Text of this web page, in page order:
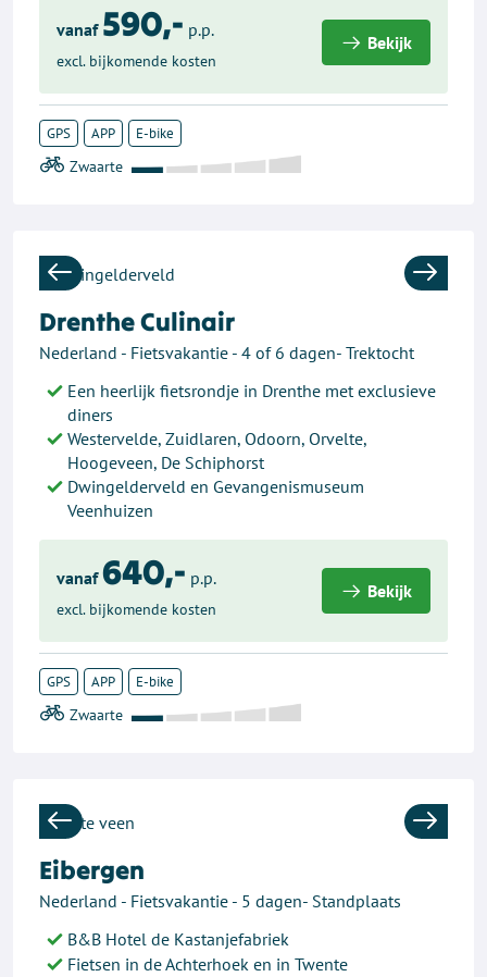
vanaf 590,- p.p.
excl. bijkomende kosten
Bekijk
GPS APP E-bike
Previous Next
Drenthe Culinair
Nederland - Fietsvakantie - 4 of 6 dagen- Trektocht
Een heerlijk fietsrondje in Drenthe met exclusieve
diners
Westervelde, Zuidlaren, Odoorn, Orvelte,
Hoogeveen, De Schiphorst
Dwingelderveld en Gevangenismuseum
Veenhuizen
vanaf 640,- p.p.
excl. bijkomende kosten
Bekijk
GPS APP E-bike
Previous Next
Eibergen
Nederland - Fietsvakantie - 5 dagen- Standplaats
B&B Hotel de Kastanjefabriek
Fietsen in de Achterhoek en in Twente